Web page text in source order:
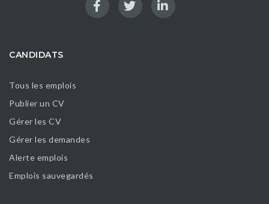
CANDIDATS
Tous les emplois
Publier un CV
Gérer les CV
Gérer les demandes
Alerte emplois
Emplois sauvegardés